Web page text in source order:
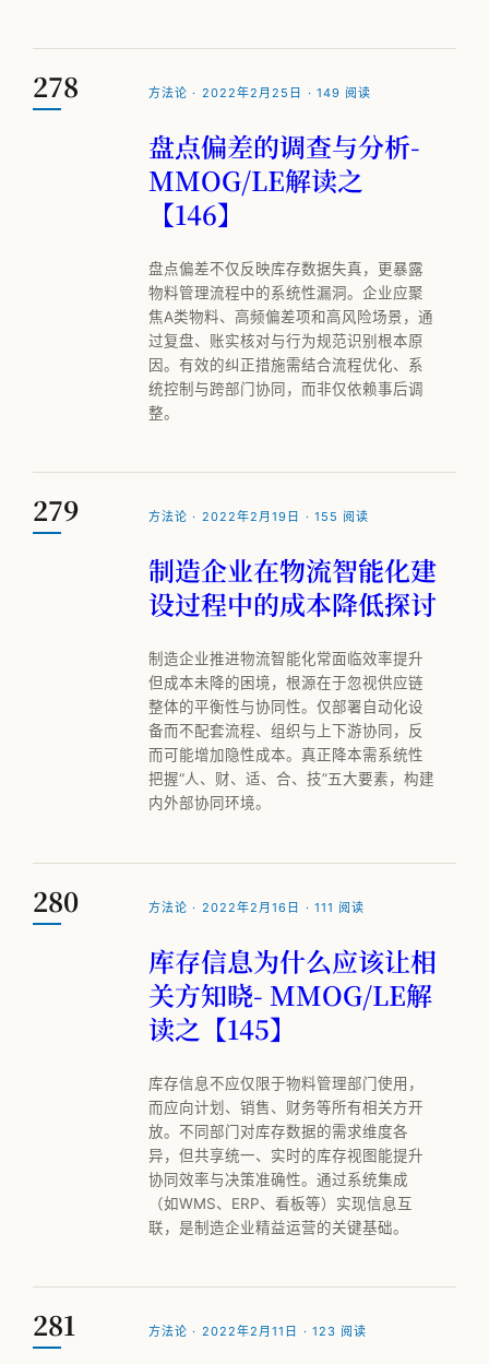
278 方法论 · 2022年2月25日 · 149 阅读
盘点偏差的调查与分析-
MMOG/LE解读之
【146】
盘点偏差不仅反映库存数据失真，更暴露
物料管理流程中的系统性漏洞。企业应聚
焦A类物料、高频偏差项和高风险场景，通
过复盘、账实核对与行为规范识别根本原
因。有效的纠正措施需结合流程优化、系
统控制与跨部门协同，而非仅依赖事后调
整。
279 方法论 · 2022年2月19日 · 155 阅读
制造企业在物流智能化建
设过程中的成本降低探讨
制造企业推进物流智能化常面临效率提升
但成本未降的困境，根源在于忽视供应链
整体的平衡性与协同性。仅部署自动化设
备而不配套流程、组织与上下游协同，反
而可能增加隐性成本。真正降本需系统性
把握“人、财、适、合、技”五大要素，构建
内外部协同环境。
280 方法论 · 2022年2月16日 · 111 阅读
库存信息为什么应该让相
关方知晓- MMOG/LE解
读之【145】
库存信息不应仅限于物料管理部门使用，
而应向计划、销售、财务等所有相关方开
放。不同部门对库存数据的需求维度各
异，但共享统一、实时的库存视图能提升
协同效率与决策准确性。通过系统集成
（如WMS、ERP、看板等）实现信息互
联，是制造企业精益运营的关键基础。
281 方法论 · 2022年2月11日 · 123 阅读